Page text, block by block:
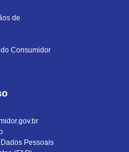
de
Consumidor
Pessoais